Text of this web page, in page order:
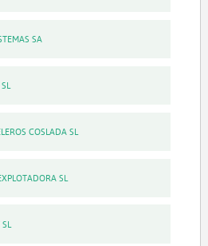
SA
COSLADA SL
SL